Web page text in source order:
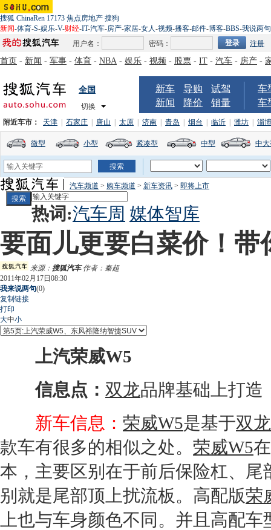
搜狐 ChinaRen 17173 焦点房地产 搜狗
新闻-体育-S-娱乐-V-财经-IT-汽车-房产-家居-女人-视频-播客-邮件-博客-BBS-我说两句
用户名：
密码： 注册
首页 - 新闻 - 军事 - 体育 - NBA - 娱乐 - 视频 - 股票 - IT - 汽车 - 房产 -
全国
切换
新车 导购
试驾
新闻
降价 销量
车
车
附近车市： 天津 石家庄 唐山 太原 济南 青岛 烟台 临沂 潍坊 淄博
微型 小型 紧凑型 中型 中
汽车频道 > 购车频道 > 新车资讯 > 即将上市
热词:汽车周 媒体智库
要面儿更要白菜价！带
来源： 搜狐汽车作者：秦超
2011年02月17日08:30
我来说两句(0)
复制链接
打印
大中小
上汽荣威W5
信息点： 双龙品牌基础上打造
新车信息： 荣威W5是基于双
款车有很多的相似之处。 荣威W5在
本，主要区别在于前后保险杠、
别就是尾部顶上扰流板。高配版荣
上也与车身颜色不同。并且高配